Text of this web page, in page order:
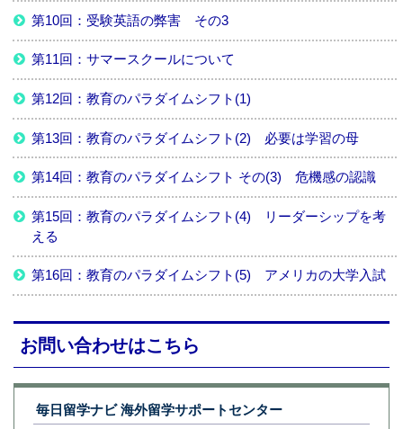
第10回：受験英語の弊害 その3
第11回：サマースクールについて
第12回：教育のパラダイムシフト(1)
第13回：教育のパラダイムシフト(2) 必要は学習の母
第14回：教育のパラダイムシフト その(3) 危機感の認識
第15回：教育のパラダイムシフト(4) リーダーシップを考
える
第16回：教育のパラダイムシフト(5) アメリカの大学入試
お問い合わせはこちら
毎日留学ナビ 海外留学サポートセンター